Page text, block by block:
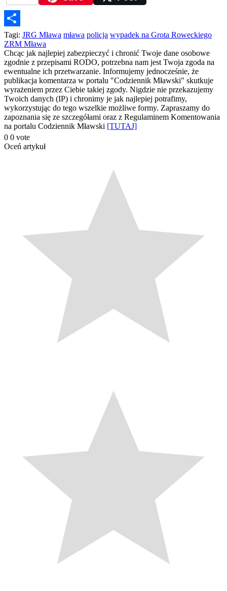
Podziel
się
Tagi: JRG Mława mława policja wypadek na Grota Roweckiego
ZRM Mława
Chcąc jak najlepiej zabezpieczyć i chronić Twoje dane osobowe
zgodnie z przepisami RODO, potrzebna nam jest Twoja zgoda na
ewentualne ich przetwarzanie. Informujemy jednocześnie, że
publikacja komentarza w portalu "Codziennik Mławski" skutkuje
wyrażeniem przez Ciebie takiej zgody. Nigdzie nie przekazujemy
Twoich danych (IP) i chronimy je jak najlepiej potrafimy,
wykorzystując do tego wszelkie możliwe formy. Zapraszamy do
zapoznania się ze szczegółami oraz z Regulaminem Komentowania
na portalu Codziennik Mławski [TUTAJ]
0 0 vote
Oceń artykuł